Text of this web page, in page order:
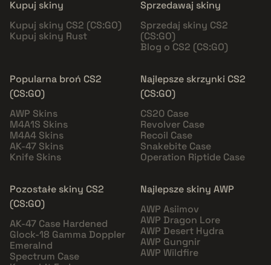
Kupuj skiny
Kupuj skiny CS2 (CS:GO)
Kupuj skiny Rust
Sprzedawaj skiny
Sprzedaj skiny CS2
(CS:GO)
Blog o CS2 (CS:GO)
Popularna broń CS2
(CS:GO)
AWP Skins
M4A1S Skins
M4A4 Skins
AK-47 Skins
Knife Skins
Najlepsze skrzynki CS2
(CS:GO)
CS20 Case
Revolver Case
Recoil Case
Snakebite Case
Operation Riptide Case
Pozostałe skiny CS2
(CS:GO)
AK-47 Case Hardened
Glock-18 Gamma Doppler
Emeralnd
Spectrum Case
Najlepsze skiny AWP
AWP Asiimov
AWP Dragon Lore
AWP Desert Hydra
AWP Gungnir
AWP Wildfire